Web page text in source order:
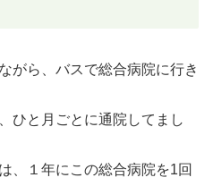
がら、バスで総合病院に行き
ひと月ごとに通院してまし
、１年にこの総合病院を1回